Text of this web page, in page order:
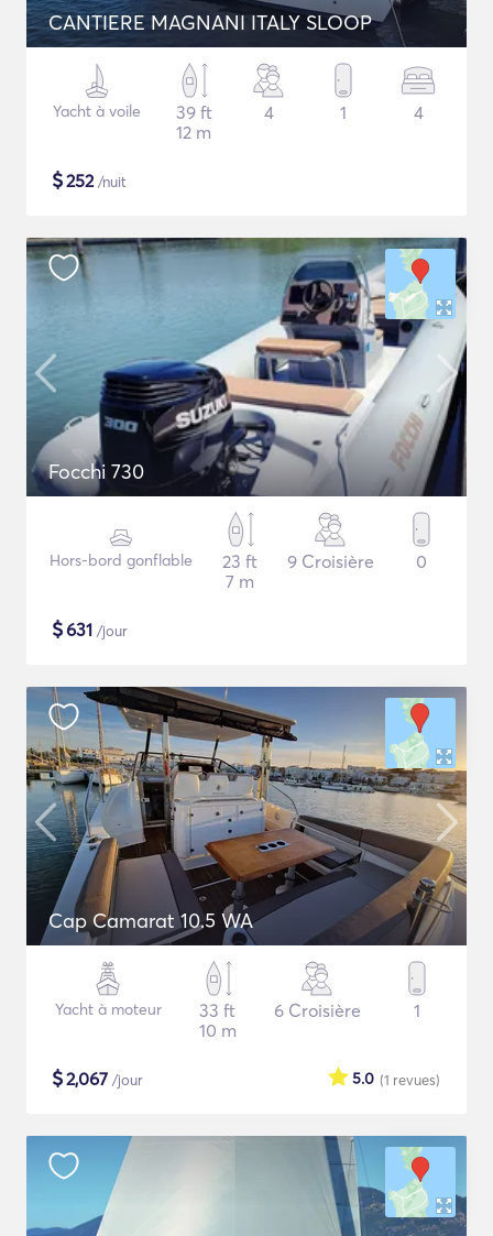
CANTIERE MAGNANI ITALY SLOOP
Yacht à voile
39 ft
12 m
4 1 4
$252/nuit
Focchi 730
Hors-bord gonflable
23 ft
7 m
9 Croisière 0
$631 /jour
Cap Camarat 10.5 WA
Yacht à moteur
33 ft
10 m
6 Croisière 1
$2,067 /jour (1 revues)
5.0